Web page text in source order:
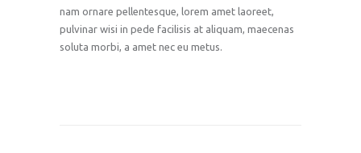
nam ornare pellentesque, lorem amet laoreet,
pulvinar wisi in pede facilisis at aliquam, maecenas
soluta morbi, a amet nec eu metus.